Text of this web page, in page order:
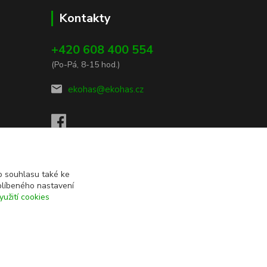
Kontakty
+420 608 400 554
(Po-Pá, 8-15 hod.)
ekohas@ekohas.cz
souhlasu také ke
nastavení
cookies